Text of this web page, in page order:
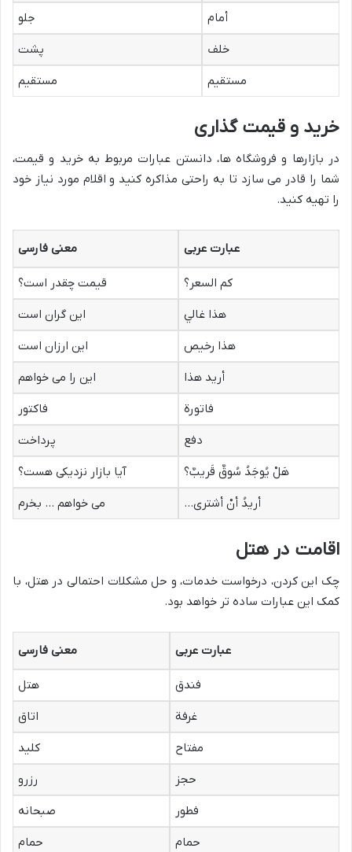
أمام
جلو
خلف
پشت
مستقیم
مستقیم
خرید و قیمت گذاری
در بازارها و فروشگاه ها، دانستن عبارات مربوط به خرید و قیمت،
شما را قادر می سازد تا به راحتی مذاکره کنید و اقلام مورد نیاز خود
را تهیه کنید.
عبارت عربی معنی فارسی
کم السعر؟
قیمت چقدر است؟
هذا غالي
این گران است
هذا رخیص
این ارزان است
أرید هذا
این را می خواهم
فاتورة
فاکتور
دفع
پرداخت
هَلْ یُوجَدُ سُوقٌ قَریبٌ؟
آیا بازار نزدیکی هست؟
أریدُ أنْ أشتری…
می خواهم … بخرم
اقامت در هتل
چک این کردن، درخواست خدمات، و حل مشکلات احتمالی در هتل، با
کمک این عبارات ساده تر خواهد بود.
عبارت عربی معنی فارسی
فندق
هتل
غرفة
اتاق
مفتاح
کلید
حجز
رزرو
فطور
صبحانه
حمام
حمام